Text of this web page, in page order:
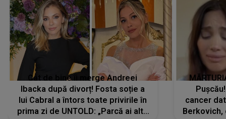
Cât de bine îi merge Andreei
Ibacka după divorț! Fosta soție a
lui Cabral a întors toate privirile în
prima zi de UNTOLD: „Parcă ai altă
cancer